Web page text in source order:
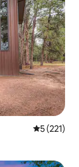
Prosječna
5 (221)